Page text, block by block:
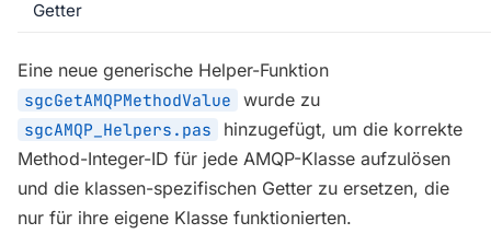
Getter
Eine neue generische Helper-Funktion
sgcGetAMQPMethodValue wurde zu
sgcAMQP_Helpers.pas
hinzugefügt, um die korrekte
Method-Integer-ID für jede AMQP-Klasse aufzulösen
und die klassen-spezifischen Getter zu ersetzen, die
nur für ihre eigene Klasse funktionierten.